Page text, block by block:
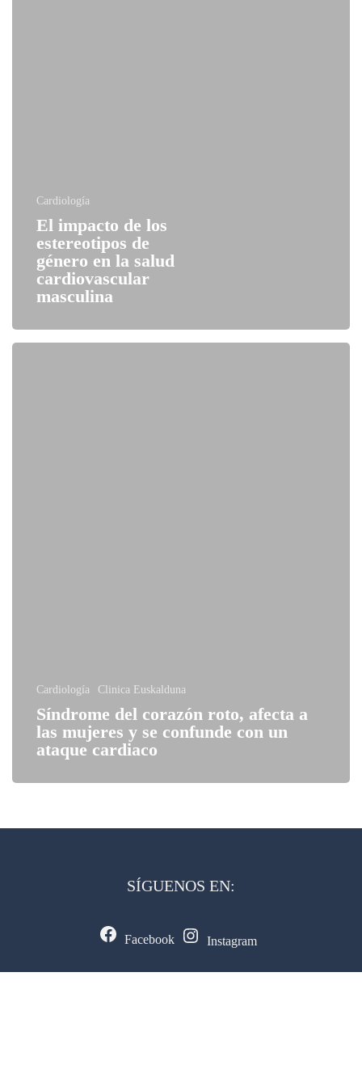
Cardiología
El impacto de los
estereotipos de
género en la salud
cardiovascular
masculina
Cardiología Clinica Euskalduna
Síndrome del corazón roto, afecta a
las mujeres y se confunde con un
ataque cardiaco
SÍGUENOS EN:
Facebook Instagram